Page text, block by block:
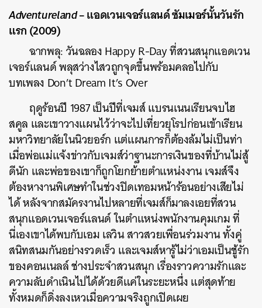
Adventureland– แอดเวนเจอร์แลนด์ ซัมเมอร์นั้นวันรัก
แรก (2009)
ฉากพลุ: วันฉลอง Happy R-Day ที่สวนสนุกแอดเวน
เจอร์แลนด์ พลุสว่างไสวถูกจุดขึ้นพร้อมคลอไปกับ
บทเพลง Don’t Dream It’s Over
ฤดูร้อนปี 1987 เป็นปีที่เจมส์ แบรนเนนเรียนจบไฮ
สคูล และเขาวางแผนไว้ว่าจะไปเที่ยวยุโรปก่อนเข้าเรียน
มหาวิทยาลัยในนิวยอร์ก แต่แผนการก็ต้องล้มไม่เป็นท่า
เมื่อพ่อแม่แจ้งข่าวกับเจมส์ว่าฐานะการเงินของที่บ้านไม่สู้
ดีนัก และพ่อของเขาก็ถูกโยกย้ายตำแหน่งงาน เจมส์จึง
ต้องหางานพิเศษทำในช่วงปิดเทอมหน้าร้อนอย่างเสียไม่
ได้ หลังจากสมัครงานไปหลายที่เจมส์ก็มาลงเอยที่สวน
สนุกแอดเวนเจอร์แลนด์ ในตำแหน่งพนักงานคุมเกม ที่
นี่เองเขาได้พบกับเอม เลวิน สาวสวยเพื่อนร่วมงาน ทั้งคู่
สนิทสนมกันอย่างรวดเร็ว และเจมส์หารู้ไม่ว่าเอมเป็นชู้รัก
ของคอนเนลล์ ช่างประจำสวนสนุก เรื่องราวความรักและ
ความลับดำเนินไปได้ด้วยดีแค่ในระยะหนึ่ง แต่สุดท้าย
ทั้งหมดก็ดิ่งลงเหวเมื่อความจริงถูกเปิดเผย